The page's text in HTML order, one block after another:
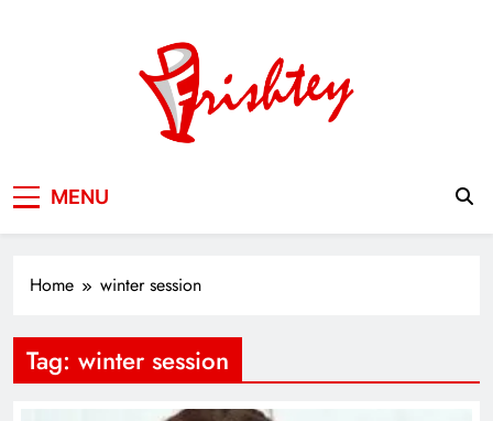
MENU
Home winter session
Tag: winter session